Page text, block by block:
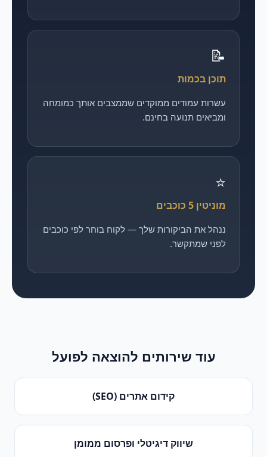
📝
תוכן בכמות
עשרות עמודים ממוקדים שממצבים אותך כמומחה
ומביאים תנועה בחינם.
⭐
מוניטין 5 כוכבים
ננהל את הביקורות שלך — לקוח בוחר לפי כוכבים
לפני שמתקשר.
עוד שירותים להוצאה לפועל
קידום אתרים (SEO)
שיווק דיגיטלי ופרסום ממומן